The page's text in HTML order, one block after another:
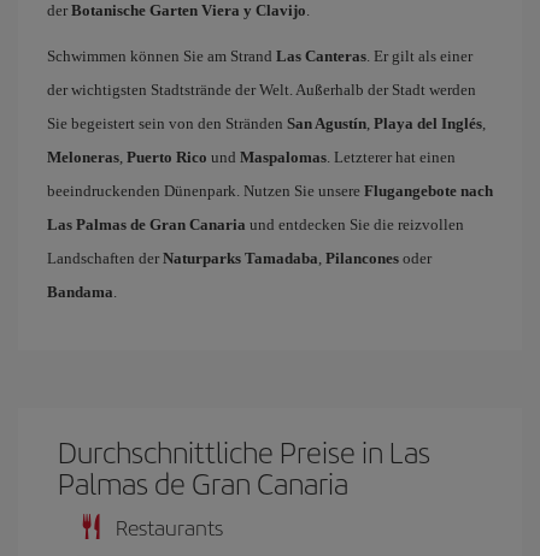
der Botanische Garten Viera y Clavijo.
Schwimmen können Sie am Strand Las Canteras. Er gilt als einer
der wichtigsten Stadtstrände der Welt. Außerhalb der Stadt werden
Sie begeistert sein von den Stränden San Agustín, Playa del Inglés,
Meloneras, Puerto Rico und Maspalomas. Letzterer hat einen
beeindruckenden Dünenpark. Nutzen Sie unsere Flugangebote nach
Las Palmas de Gran Canaria und entdecken Sie die reizvollen
Landschaften der Naturparks Tamadaba, Pilancones oder
Bandama.
Durchschnittliche Preise in Las
Palmas de Gran Canaria
Restaurants